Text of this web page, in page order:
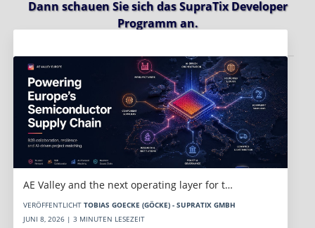
Dann schauen Sie sich dasSupraTix Developer
Programman.
AE Valley and the next operating layer for t…
VERÖFFENTLICHT TOBIAS GOECKE (GÖCKE) - SUPRATIX GMBH
JUNI 8, 2026 | 3 MINUTEN LESEZEIT